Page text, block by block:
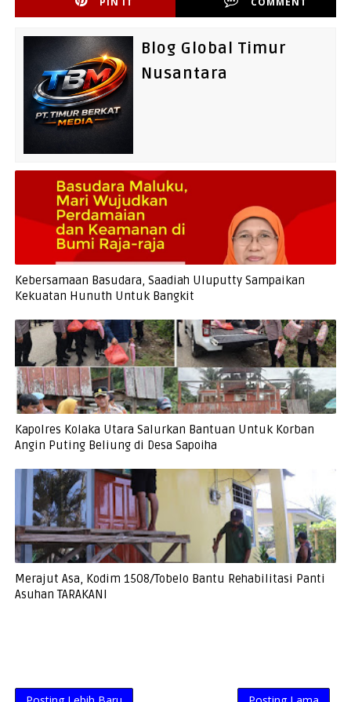
Blog Global Timur
Nusantara
Kebersamaan Basudara, Saadiah Uluputty Sampaikan
Kekuatan Hunuth Untuk Bangkit
Kapolres Kolaka Utara Salurkan Bantuan Untuk Korban
Angin Puting Beliung di Desa Sapoiha
Merajut Asa, Kodim 1508/Tobelo Bantu Rehabilitasi Panti
Asuhan TARAKANI